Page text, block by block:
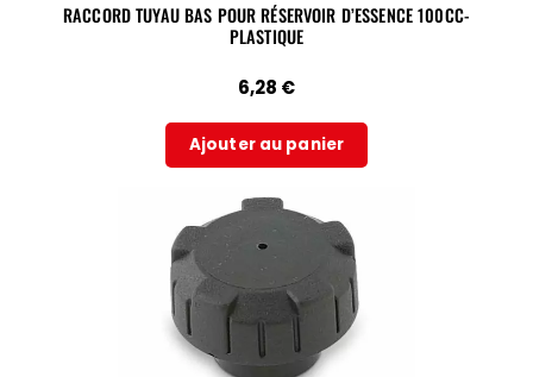
RACCORD TUYAU BAS POUR RÉSERVOIR D’ESSENCE 100CC-
PLASTIQUE
6,28 €
Ajouter au panier